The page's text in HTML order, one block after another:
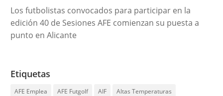
Los futbolistas convocados para participar en la
edición 40 de Sesiones AFE comienzan su puesta a
punto en Alicante
Etiquetas
AFE Emplea AFE Futgolf AIF
Altas Temperaturas